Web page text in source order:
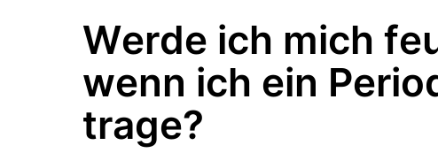
Werde ich mich
wenn ich ein
trage?